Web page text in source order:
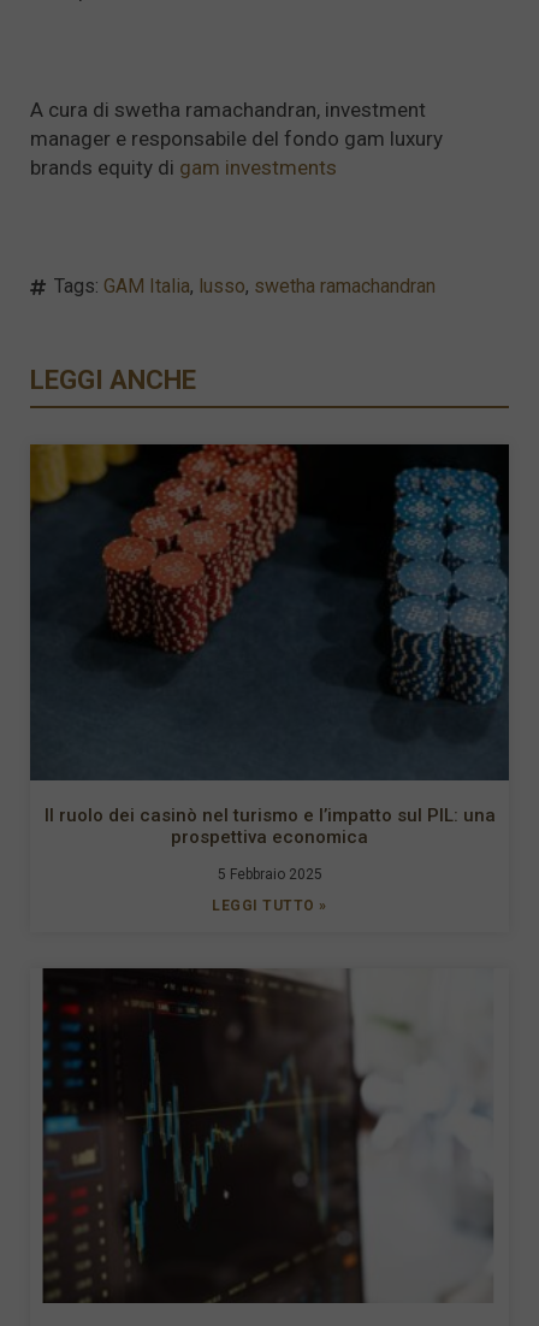
A cura di swetha ramachandran, investment
manager e responsabile del fondo gam luxury
brands equity di gam investments
Tags: GAM Italia, lusso, swetha ramachandran
LEGGI ANCHE
Il ruolo dei casinò nel turismo e l’impatto sul PIL: una
prospettiva economica
5 Febbraio 2025
LEGGI TUTTO »